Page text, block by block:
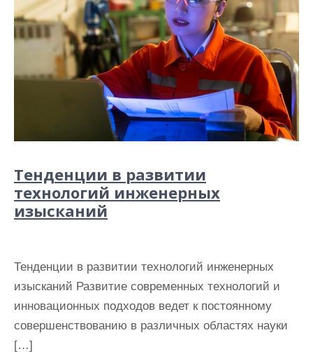
Тенденции в развитии
технологий инженерных
изысканий
Тенденции в развитии технологий инженерных
изысканий Развитие современных технологий и
инновационных подходов ведет к постоянному
совершенствованию в различных областях науки
[…]